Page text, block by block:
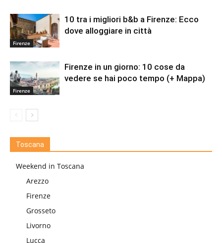
Firenze
10 tra i migliori b&b a Firenze: Ecco
dove alloggiare in città
Firenze
Firenze in un giorno: 10 cose da
vedere se hai poco tempo (+ Mappa)
Toscana
Weekend in Toscana
Arezzo
Firenze
Grosseto
Livorno
Lucca